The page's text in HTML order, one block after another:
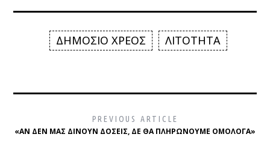
ΔΗΜΟΣΙΟ ΧΡΕΟΣ ΛΙΤΟΤΗΤΑ
PREVIOUS ARTICLE
«ΑΝ ΔΕΝ ΜΑΣ ΔΊΝΟΥΝ ΔΌΣΕΙΣ, ΔΕ ΘΑ ΠΛΗΡΏΝΟΥΜΕ ΟΜΌΛΟΓΑ»